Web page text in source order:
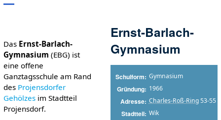
Ernst-Barlach-
Gymnasium
Schulform Gymnasium
Gründung 1966
Adresse Charles-Roß-Ring53-55
Stadtteil Wik
Das Ernst-Barlach-
Gymnasium (EBG) ist
eine offene
Ganztagsschule am Rand
des Projensdorfer
Gehölzesim Stadtteil
Projensdorf.